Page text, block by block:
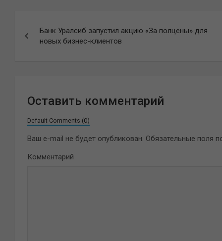
по
Банк Уралсиб запустил акцию «За полцены» для
новых бизнес-клиентов
Оставить комментарий
Default Comments (0)
Ваш e-mail не будет опубликован. Обязательные поля
Комментарий